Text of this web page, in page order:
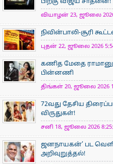
பிறகு விஜய் சாதனை!
வியாழன் 23, ஜூலை 2026
நிவின்பாலி-சூரி
புதன் 22, ஜூலை 2026
கணித மேதை
பின்னணி
திங்கள் 20, ஜூலை 2026
72வது தேசிய
விருதுகள்!
சனி 18, ஜூலை 2026
ஜனநாயகன்’ பட
அறிவுறுத்தல்!